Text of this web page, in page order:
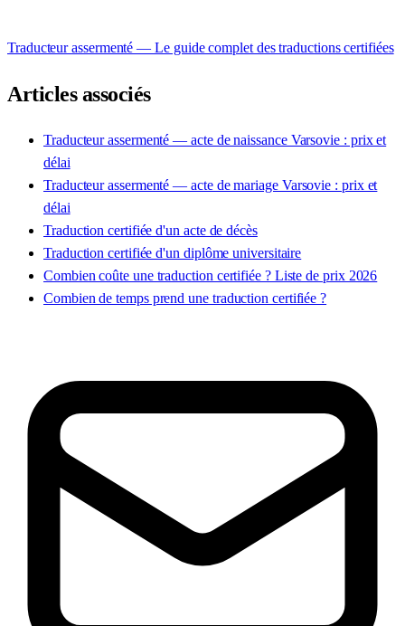
Traducteur assermenté — Le guide complet des traductions certifiées
Articles associés
Traducteur assermenté — acte de naissance Varsovie : prix et
délai
Traducteur assermenté — acte de mariage Varsovie : prix et
délai
Traduction certifiée d'un acte de décès
Traduction certifiée d'un diplôme universitaire
Combien coûte une traduction certifiée ? Liste de prix 2026
Combien de temps prend une traduction certifiée ?